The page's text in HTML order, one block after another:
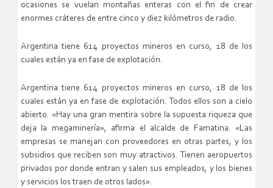
ocasiones se vuelan montañas enteras con el fin de crear
enormes cráteres de entre cinco y diez kilómetros de radio.
Argentina tiene 614 proyectos mineros en curso, 18 de los
cuales están ya en fase de explotación.
Argentina tiene 614 proyectos mineros en curso, 18 de los
cuales están ya en fase de explotación. Todos ellos son a cielo
abierto. «Hay una gran mentira sobre la supuesta riqueza que
deja la megaminería», afirma el alcalde de Famatina. «Las
empresas se manejan con proveedores en otras partes, y los
subsidios que reciben son muy atractivos. Tienen aeropuertos
privados por donde entran y salen sus empleados, y los bienes
y servicios los traen de otros lados».